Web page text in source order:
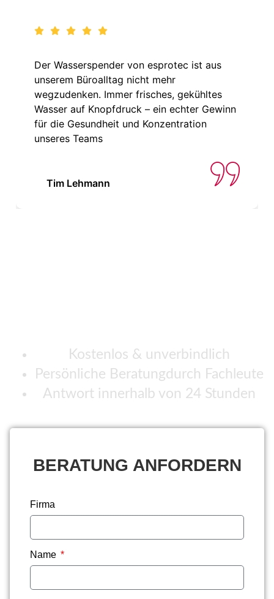
Der Wasserspender von esprotec ist aus
unserem Büroalltag nicht mehr
wegzudenken. Immer frisches, gekühltes
Wasser auf Knopfdruck – ein echter Gewinn
für die Gesundheit und Konzentration
unseres Teams
Tim Lehmann
Kostenlos & unverbindlich
Persönliche Beratungdurch Fachleute
Antwort innerhalb von 24 Stunden
BERATUNG ANFORDERN
Firma
Name